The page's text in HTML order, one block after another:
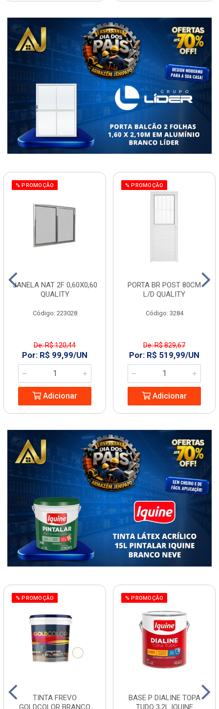
% PROMOÇÃO
JANELA NAT 2F 0,60X0,60
QUALITY
Código: 223028
De: R$ 120,44
Por: R$ 99,99/UN
Adicionar
% PROMOÇÃO
PORTA BR POST 80CM
L/D QUALITY
Código: 3284
De: R$ 829,67
Por: R$ 519,99/UN
Adicionar
% PROMOÇÃO
TINTA FREVO
GOLDCOLOR BRANCO
% PROMOÇÃO
BASE P DIALINE TOPA
TUDO 3,2L IQUINE